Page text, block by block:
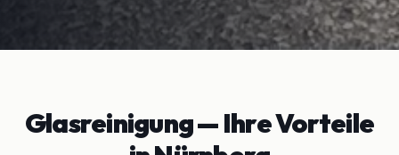
Glasreinigung— Ihre Vorteile